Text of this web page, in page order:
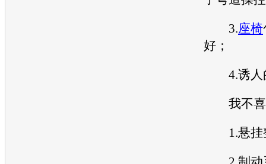
3.座椅
好；
4.诱人
我不喜
1.悬挂